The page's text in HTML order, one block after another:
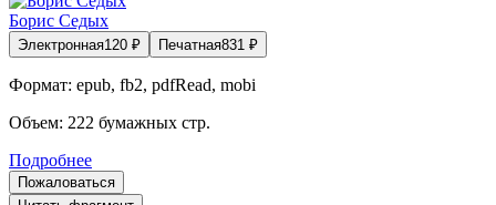
Борис Седых
Электронная120 ₽ Печатная831 ₽
Формат: epub, fb2, pdfRead, mobi
Объем: 222 бумажных стр.
Подробнее
Пожаловаться